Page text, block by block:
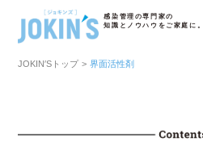
感染管理の専門家の
知識とノウハウをご家庭に。
JOKIN′Sトップ > 界面活性剤